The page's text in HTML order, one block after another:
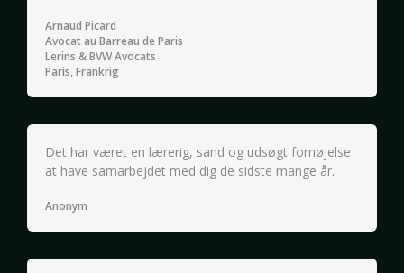
Arnaud Picard
Avocat au Barreau de Paris
Lerins & BVW Avocats
Paris, Frankrig
Det har været en lærerig, sand og udsøgt fornøjelse
at have samarbejdet med dig de sidste mange år.
Anonym